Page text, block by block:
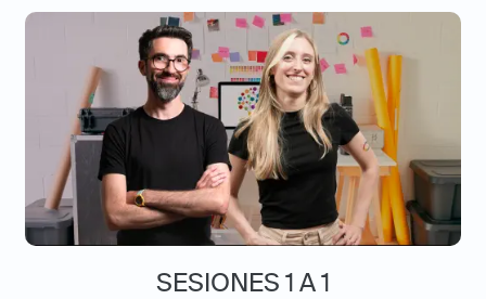
SESIONES 1 A 1